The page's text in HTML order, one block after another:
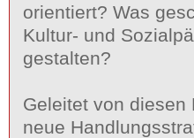
orientiert? Was
Kultur- und
gestalten?
Geleitet von diesen
neue